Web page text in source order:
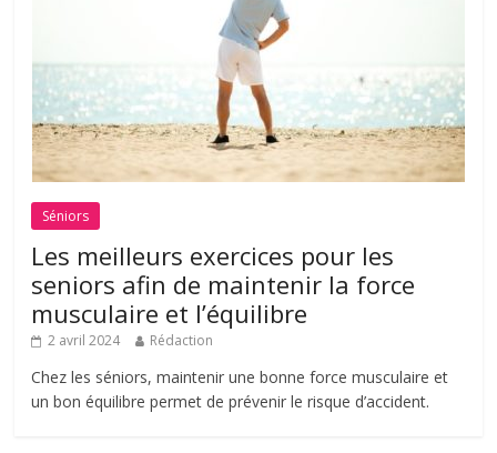
Séniors
Les meilleurs exercices pour les
seniors afin de maintenir la force
musculaire et l’équilibre
2 avril 2024 Rédaction
Chez les séniors, maintenir une bonne force musculaire et
un bon équilibre permet de prévenir le risque d’accident.